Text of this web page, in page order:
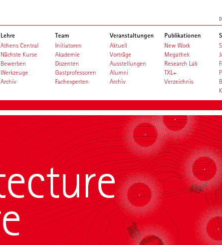
Lehre
Athens Central
Nächste Kurse
Bewerben
Werkzeuge
Archiv
Team
Initiatoren
Akademie
Dozenten
Gastprofessoren
Fachexperten
Veranstaltungen
Aktuell
Vorträge
Ausstellungen
Alumni
Archiv
Publikationen
New Work
Megathek
Research Lab
TXL+
Verzeichnis